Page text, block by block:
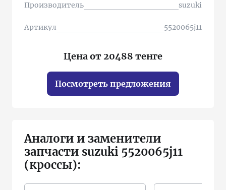
Производитель suzuki
Артикул 5520065j11
Цена от 20488 тенге
Посмотреть предложения
Аналоги и заменители
запчасти suzuki 5520065j11
(кроссы):